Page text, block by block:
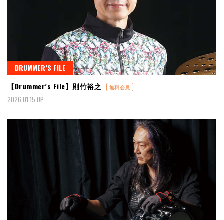
DRUMMER’S FILE
【Drummer’s File】則竹裕之
無料会員
2026.01.15 UP